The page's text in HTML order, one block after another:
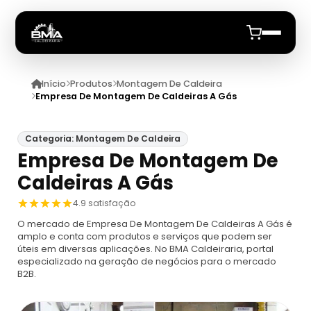
Início
Produtos
Caldeiras
Automação De Caldeiras
Caldeira De Recuperação
Caldeira De Recuperação Celulose
Inspecao Feitas Em Caldeiras
Cotação Inspeção De Caldeiras
Cotar Inspeção De Caldeiras
Montagem De Caldeira
Empresa De Montagem De Caldeiras A Gás
Caldeiras A Vapor
Anuncie
Início Produtos Montagem De Caldeira
Empresa De Montagem De Caldeiras A Gás
Categoria: Montagem De Caldeira
Empresa De Montagem De
Caldeiras A Gás
4.9 satisfação
O mercado de Empresa De Montagem De Caldeiras A Gás é
amplo e conta com produtos e serviços que podem ser
úteis em diversas aplicações. No BMA Caldeiraria, portal
especializado na geração de negócios para o mercado
B2B.